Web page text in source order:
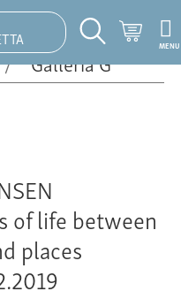
Hakutoiminto
MENU
/
of life between
places